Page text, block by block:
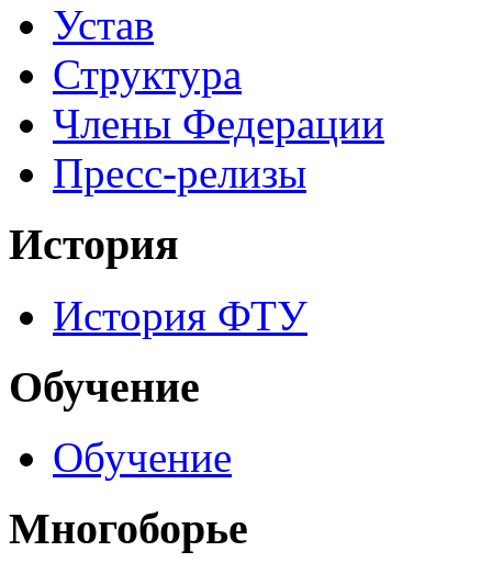
Устав
Структура
Члены Федерации
Пресс-релизы
История
История ФТУ
Обучение
Обучение
Многоборье